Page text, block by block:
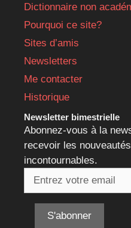
Dictionnaire non
Pourquoi ce site?
Sites d’amis
Newsletters
Me contacter
Historique
Newsletter bimestrielle
Abonnez-vous à la
recevoir les
incontournables.